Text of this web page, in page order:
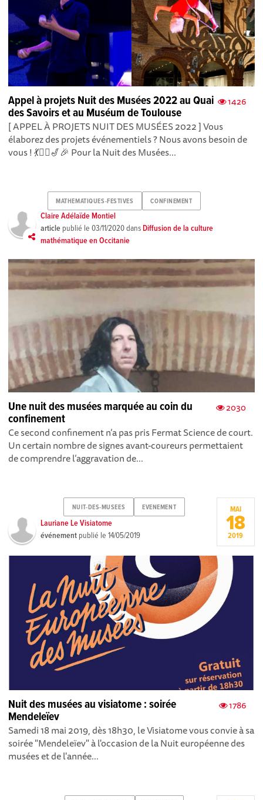
1426
Appel à projets Nuit des Musées 2022 au Quai
des Savoirs et au Muséum de Toulouse
[ APPEL À PROJETS NUIT DES MUSÉES 2022 ] Vous
élaborez des projets événementiels ? Nous avons besoin de
vous ! 💃🤹‍♀️🎷🎉 Pour la Nuit des Musées...
MATHEMATIQUES-FESTIVES CONFINEMENT
Claire Adélaïde Montiel
article publié le03/11/2020dansDiffusion de la culture
mathématique en Occitanie
2030
Une nuit des musées marquée au coin du
confinement
Ce second confinement n’a pas pris Fermat Science de court.
Un certain nombre de signes avant-coureurs permettaient
de comprendre l’aggravation de...
NUIT-DES-MUSEES EVENEMENT
Lauriane Le Visiatome
événement publié le14/05/2019
MAI
18
2019
1786
Nuit des musées au visiatome : soirée
Mendeleïev
Samedi 18 mai 2019, dès 18h30, le Visiatome vous convie à sa
soirée "Mendeleïev" à l'occasion de la Nuit européenne des
musées et de l'année...